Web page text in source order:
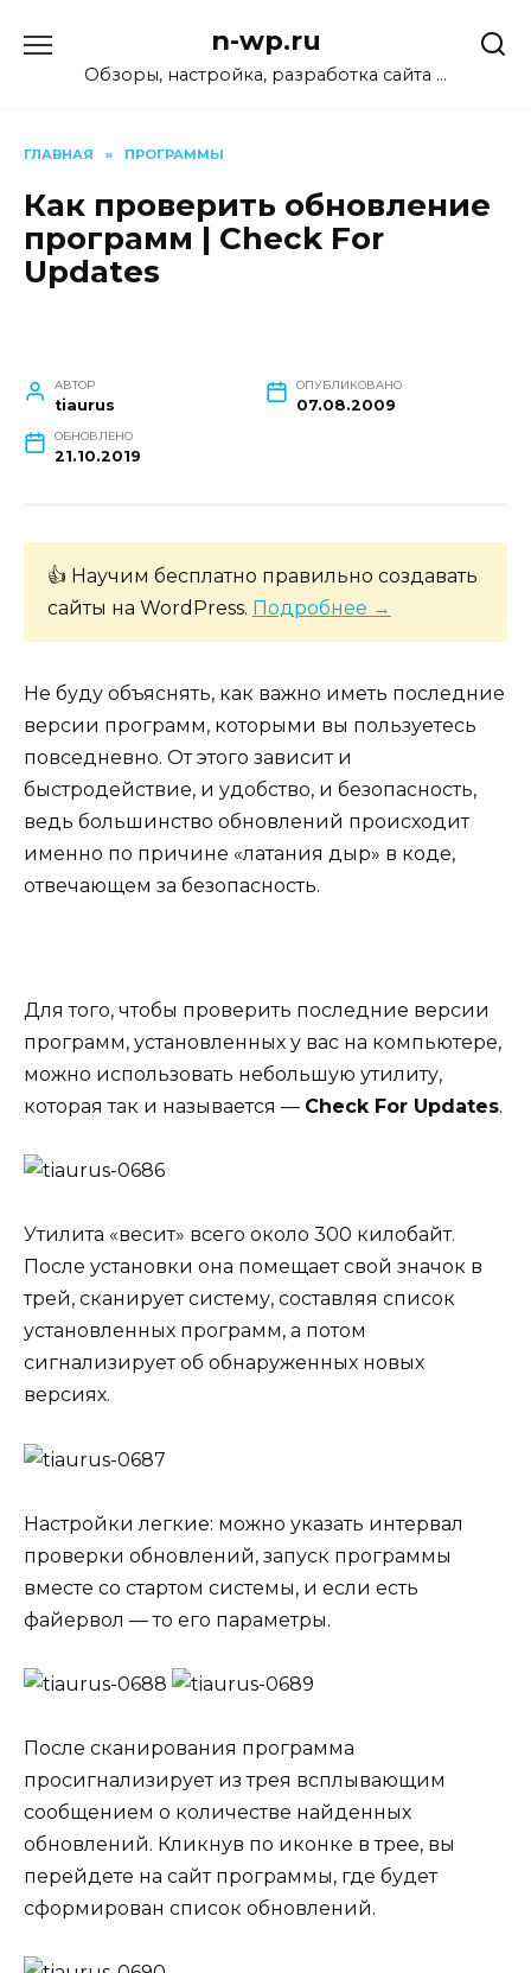
содержанию
n-wp.ru
Обзоры, настройка, разработка сайта …
ГЛАВНАЯ » ПРОГРАММЫ
Как проверить обновление
программ | Check For
Updates
АВТОР
tiaurus
ОПУБЛИКОВАНО
07.08.2009
ОБНОВЛЕНО
21.10.2019
👍 Научим бесплатно правильно создавать
сайты на WordPress. Подробнее →
Не буду объяснять, как важно иметь последние
версии программ, которыми вы пользуетесь
повседневно. От этого зависит и
быстродействие, и удобство, и безопасность,
ведь большинство обновлений происходит
именно по причине «латания дыр» в коде,
отвечающем за безопасность.
Для того, чтобы проверить последние версии
программ, установленных у вас на компьютере,
можно использовать небольшую утилиту,
которая так и называется — Check For Updates.
Утилита «весит» всего около 300 килобайт.
После установки она помещает свой значок в
трей, сканирует систему, составляя список
установленных программ, а потом
сигнализирует об обнаруженных новых
версиях.
Настройки легкие: можно указать интервал
проверки обновлений, запуск программы
вместе со стартом системы, и если есть
файервол — то его параметры.
После сканирования программа
просигнализирует из трея всплывающим
сообщением о количестве найденных
обновлений. Кликнув по иконке в трее, вы
перейдете на сайт программы, где будет
сформирован список обновлений.